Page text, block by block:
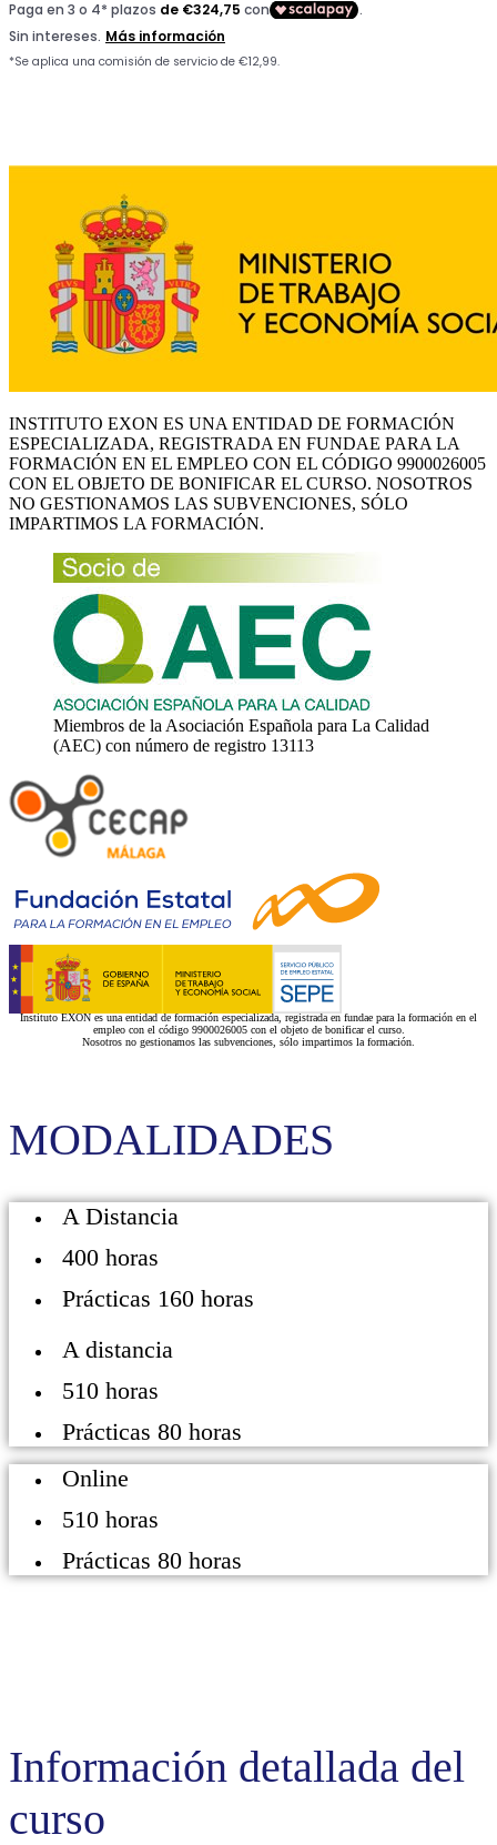
INSTITUTO EXON ES UNA ENTIDAD DE FORMACIÓN
ESPECIALIZADA, REGISTRADA EN FUNDAE PARA LA
FORMACIÓN EN EL EMPLEO CON EL CÓDIGO 9900026005
CON EL OBJETO DE BONIFICAR EL CURSO. NOSOTROS
NO GESTIONAMOS LAS SUBVENCIONES, SÓLO
IMPARTIMOS LA FORMACIÓN.
Miembros de la Asociación Española para La Calidad
(AEC) con número de registro 13113
Instituto EXON es una entidad de formación especializada, registrada en fundae para la formación en el
empleo con el código 9900026005 con el objeto de bonificar el curso.
Nosotros no gestionamos las subvenciones, sólo impartimos la formación.
MODALIDADES
A Distancia
400 horas
Prácticas 160 horas
A distancia
510 horas
Prácticas 80 horas
Online
510 horas
Prácticas 80 horas
Información detallada del
curso